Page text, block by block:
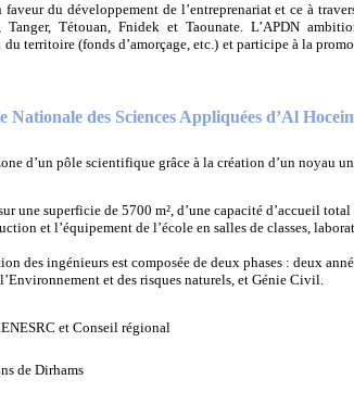
du développement de l’entreprenariat et ce à
Tanger, Tétouan, Fnidek et Taounate. L’APDN
territoire (fonds d’amorçage, etc.) et participe à la
Nationale des Sciences Appliquées d’Al
d’un pôle scientifique grâce à la création d’un noyau
une superficie de 5700 m², d’une capacité d’accueil
et l’équipement de l’école en salles de classes,
des ingénieurs est composée de deux phases : deux
et des risques naturels, et Génie Civil.
et Conseil régional
de Dirhams